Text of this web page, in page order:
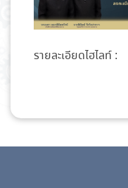
รายละเอียดไฮไลท์ :